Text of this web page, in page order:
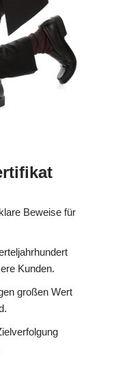
Beweise für
Kunden.
großen Wert